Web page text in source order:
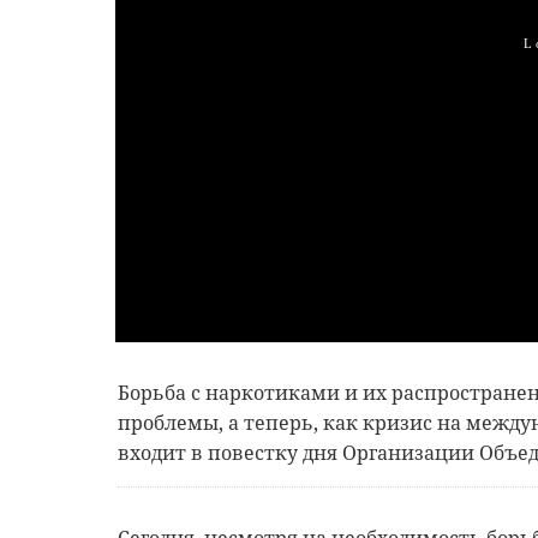
Борьба с наркотиками и их
проблемы, а теперь, как кризис на
входит в повестку дня Организации